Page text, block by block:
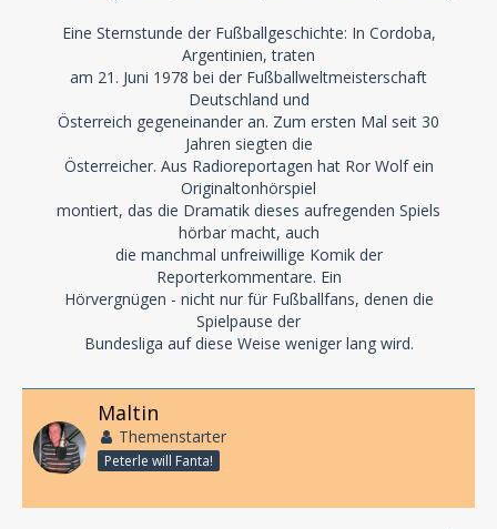
Eine Sternstunde der Fußballgeschichte: In Cordoba,
Argentinien, traten
am 21. Juni 1978 bei der Fußballweltmeisterschaft
Deutschland und
Österreich gegeneinander an. Zum ersten Mal seit 30
Jahren siegten die
Österreicher. Aus Radioreportagen hat Ror Wolf ein
Originaltonhörspiel
montiert, das die Dramatik dieses aufregenden Spiels
hörbar macht, auch
die manchmal unfreiwillige Komik der
Reporterkommentare. Ein
Hörvergnügen - nicht nur für Fußballfans, denen die
Spielpause der
Bundesliga auf diese Weise weniger lang wird.
Maltin
Themenstarter
Peterle will Fanta!